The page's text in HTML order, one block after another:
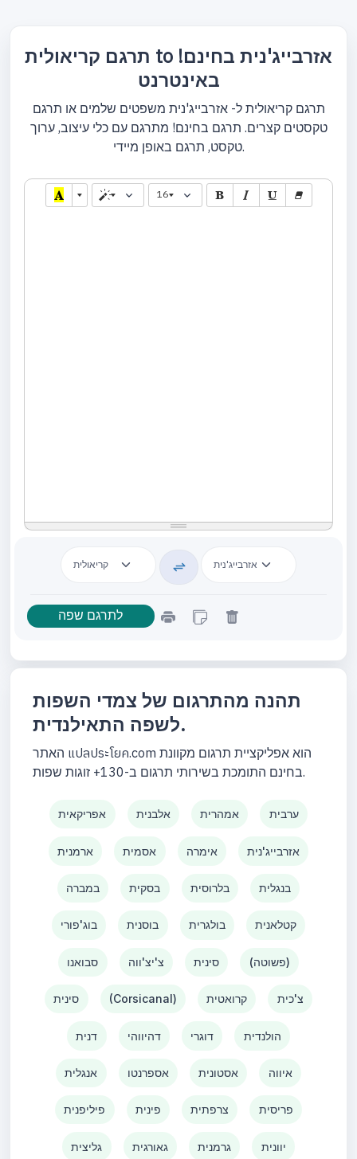
תרגם קריאולית to אזרבייג'נית בחינם!
באינטרנט
תרגם קריאולית ל- אזרבייג'נית משפטים שלמים או תרגם
טקסטים קצרים. תרגם בחינם! מתרגם עם כלי עיצוב, ערוך
טקסט, תרגם באופן מיידי.
16
תהנה מהתרגום של צמדי השפות
לשפה התאילנדית.
האתר แปลประโยค.com הוא אפליקציית תרגום מקוונת
בחינם התומכת בשירותי תרגום ב-130+ זוגות שפות.
אפריקאית אלבנית אמהרית ערבית
ארמנית אסמית אימרה אזרבייג'נית
במברה בסקית בלרוסית בנגלית
בוג'פורי בוסנית בולגרית קטלאנית
סבואנו צ'יצ'ווה סינית (פשוטה)
סינית (Corsicanal) קרואטית צ'כית
דנית דהיווהי דוגרי הולנדית
אנגלית אספרנטו אסטונית איווה
פיליפנית פינית צרפתית פריסית
גליצית גאורגית גרמנית יוונית